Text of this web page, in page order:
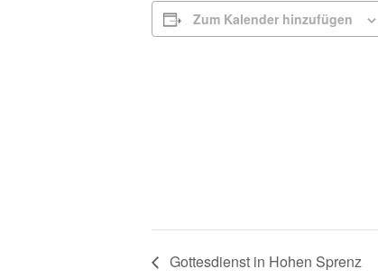
Zum Kalender hinzufügen
Gottesdienst in Hohen Sprenz